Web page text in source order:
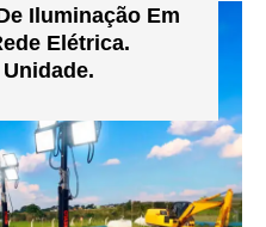
Iluminação Em
Elétrica.